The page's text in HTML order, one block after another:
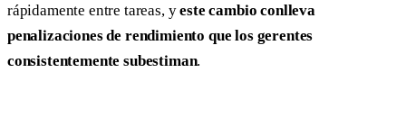
rápidamente entre tareas, yeste cambio conlleva
penalizaciones de rendimiento que los gerentes
consistentemente subestiman.